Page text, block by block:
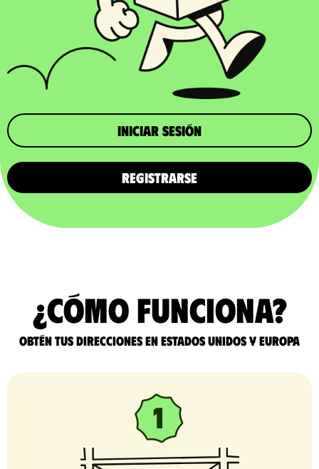
iniciar sesión
REGISTRARSE
¿Cómo funciona?
Obtén tus direcciones en Estados Unidos y Europa